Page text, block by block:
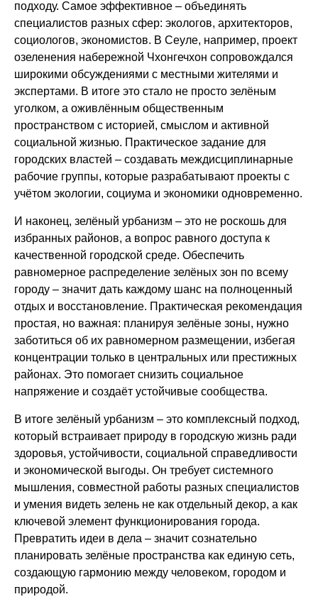
подходу. Самое эффективное – объединять
специалистов разных сфер: экологов, архитекторов,
социологов, экономистов. В Сеуле, например, проект
озеленения набережной Чхонгечхон сопровождался
широкими обсуждениями с местными жителями и
экспертами. В итоге это стало не просто зелёным
уголком, а оживлённым общественным
пространством с историей, смыслом и активной
социальной жизнью. Практическое задание для
городских властей – создавать междисциплинарные
рабочие группы, которые разрабатывают проекты с
учётом экологии, социума и экономики одновременно.
И наконец, зелёный урбанизм – это не роскошь для
избранных районов, а вопрос равного доступа к
качественной городской среде. Обеспечить
равномерное распределение зелёных зон по всему
городу – значит дать каждому шанс на полноценный
отдых и восстановление. Практическая рекомендация
простая, но важная: планируя зелёные зоны, нужно
заботиться об их равномерном размещении, избегая
концентрации только в центральных или престижных
районах. Это помогает снизить социальное
напряжение и создаёт устойчивые сообщества.
В итоге зелёный урбанизм – это комплексный подход,
который встраивает природу в городскую жизнь ради
здоровья, устойчивости, социальной справедливости
и экономической выгоды. Он требует системного
мышления, совместной работы разных специалистов
и умения видеть зелень не как отдельный декор, а как
ключевой элемент функционирования города.
Превратить идеи в дела – значит сознательно
планировать зелёные пространства как единую сеть,
создающую гармонию между человеком, городом и
природой.